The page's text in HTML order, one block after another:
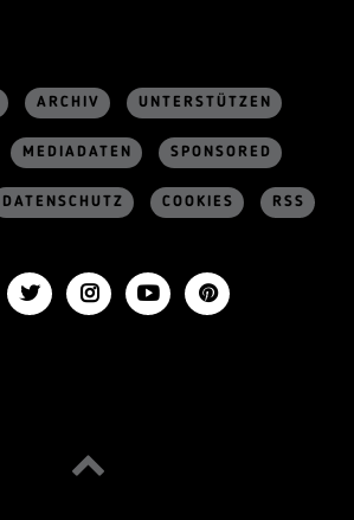
ARCHIV UNTERSTÜTZEN
MEDIADATEN SPONSORED
DATENSCHUTZ COOKIES RSS